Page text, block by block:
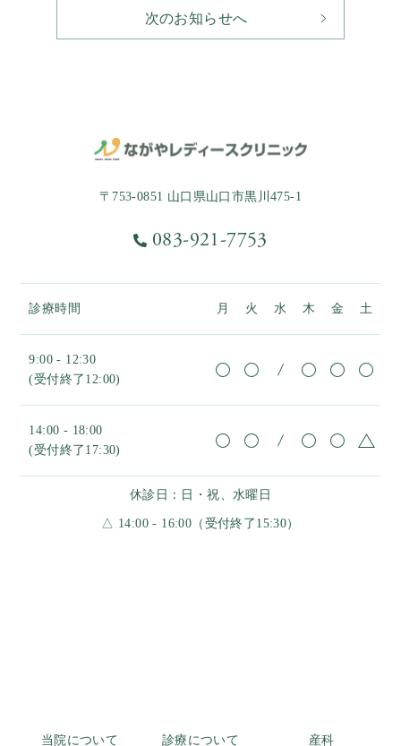
次のお知らせへ
〒753-0851 山口県山口市黒川475-1
083-921-7753
診療時間 月 火 水 木 金 土
9:00 - 12:30
(受付終了12:00)
14:00 - 18:00
(受付終了17:30)
休診日：日・祝、水曜日
△ 14:00 - 16:00（受付終了15:30）
当院について 診療について 産科